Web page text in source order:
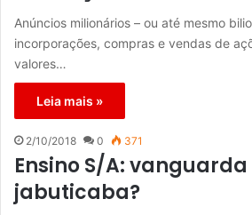
Anúncios milionários – ou até mesmo
incorporações, compras e vendas de
valores…
Leia mais »
2/10/2018 0 371
Ensino S/A:
jabuticaba?